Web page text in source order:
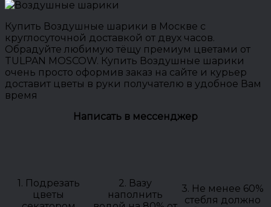
Купить Воздушные шарики в Москве с
круглосуточной доставкой от двух часов.
Обрадуйте любимую тёщу премиум цветами от
TULPAN MOSCOW. Купить Воздушные шарики
очень просто оформив заказ на сайте и курьер
доставит цветы в руки получателю в удобное Вам
время
Написать в мессенджер
1. Подрезать
цветы
2. Вазу
наполнить
3. Не менее 60%
стебля должно